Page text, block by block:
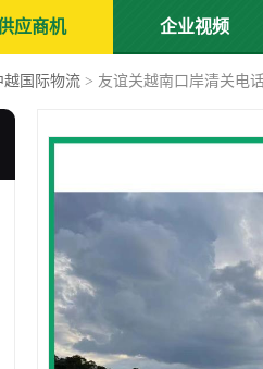
应商机 企业视频
越国际物流 > 友谊关越南口岸清关电